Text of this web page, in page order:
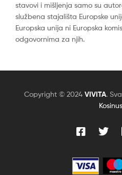
stavovi i mišljenja samo su
službena stajališta Europske
Europska unija ni Europska
odgovornima za njih.
Copyright © 2024 VIVITA.